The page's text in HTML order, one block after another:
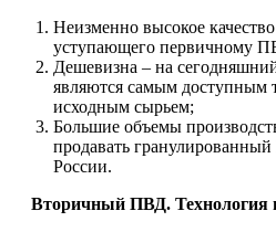
Неизменно высокое
уступающего первичному
Дешевизна – на
являются самым доступным
исходным сырьем;
Большие объемы
продавать
России.
Вторичный ПВД. Технология